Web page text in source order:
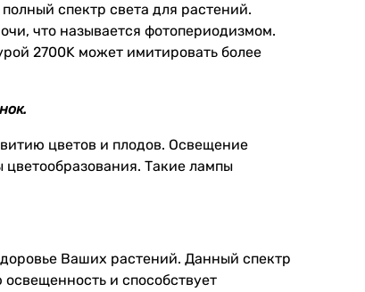
спектр света для растений.
что называется фотопериодизмом.
2700K может имитировать более
цветов и плодов. Освещение
цветообразования. Такие лампы
Ваших растений. Данный спектр
и способствует